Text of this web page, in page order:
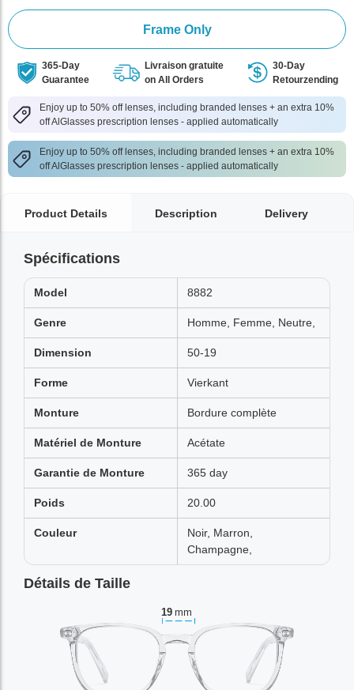
Frame Only
365-Day
Guarantee
Livraison gratuite
on All Orders
30-Day
Retourzending
Enjoy up to 50% off lenses, including branded lenses + an extra 10%
off AlGlasses prescription lenses - applied automatically
Enjoy up to 50% off lenses, including branded lenses + an extra 10%
off AlGlasses prescription lenses - applied automatically
Product Details Description Delivery
Spécifications
Model 8882
Genre Homme, Femme, Neutre,
Dimension 50-19
Forme Vierkant
Monture Bordure complète
Matériel de Monture Acétate
Garantie de Monture 365 day
Poids 20.00
Couleur
Noir, Marron,
Champagne,
Détails de Taille
19 mm